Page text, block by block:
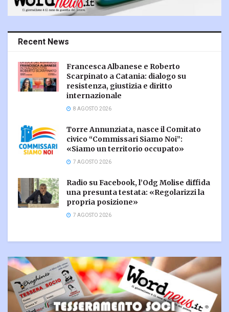
Recent News
Francesca Albanese e Roberto
Scarpinato a Catania: dialogo su
resistenza, giustizia e diritto
internazionale
8 AGOSTO 2026
Torre Annunziata, nasce il Comitato
civico “Commissari Siamo Noi”:
«Siamo un territorio occupato»
7 AGOSTO 2026
Radio su Facebook, l’Odg Molise diffida
una presunta testata: «Regolarizzi la
propria posizione»
7 AGOSTO 2026